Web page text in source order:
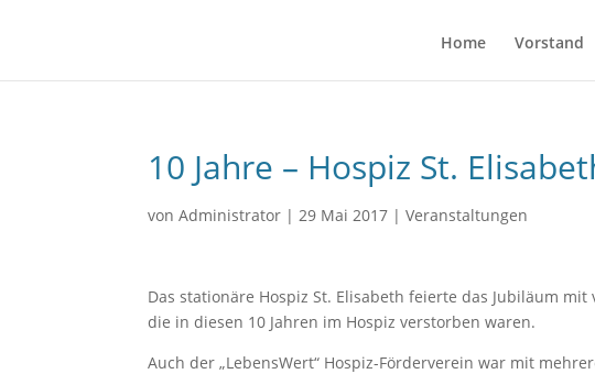
Home Vorstand
10 Jahre – Hospiz St.
vonAdministrator |29 Mai 2017 |Veranstaltungen
Das stationäre Hospiz St. Elisabeth feierte das Jubiläum
die in diesen 10 Jahren im Hospiz verstorben waren.
Auch der „LebensWert“ Hospiz-Förderverein war mit